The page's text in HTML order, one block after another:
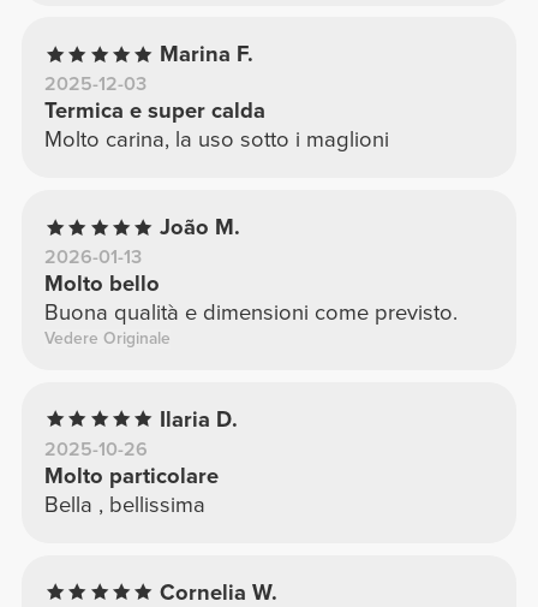
Marina F.
2025-12-03
Termica e super calda
Molto carina, la uso sotto i maglioni
João M.
2026-01-13
Molto bello
Buona qualità e dimensioni come previsto.
Vedere Originale
Ilaria D.
2025-10-26
Molto particolare
Bella , bellissima
Cornelia W.